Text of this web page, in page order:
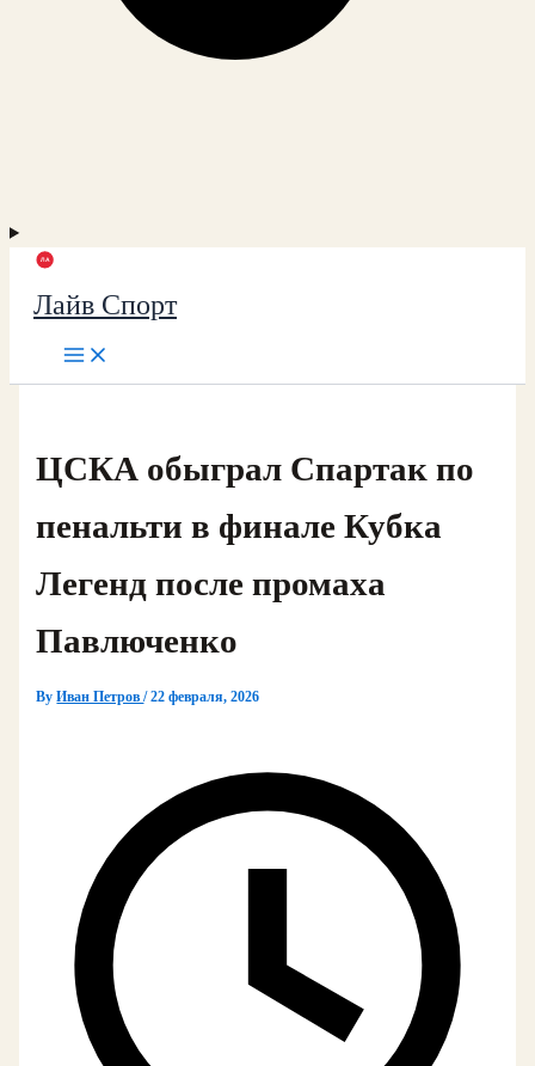
Лайв Спорт
ЦСКА обыграл Спартак по
пенальти в финале Кубка
Легенд после промаха
Павлюченко
ByИван Петров/22 февраля, 2026